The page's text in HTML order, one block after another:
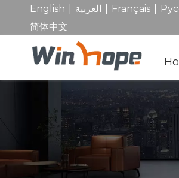
English العربية Français
简体中文